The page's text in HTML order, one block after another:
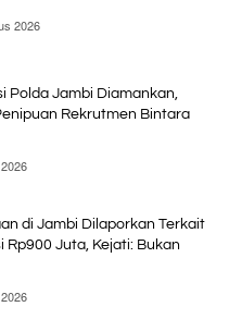
2026
Polda Jambi Diamankan,
Rekrutmen Bintara
di Jambi Dilaporkan Terkait
Rp900 Juta, Kejati: Bukan